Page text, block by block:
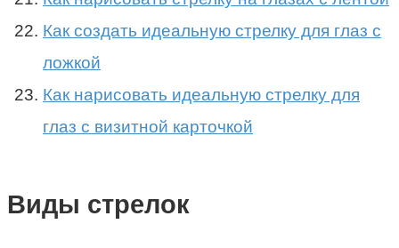
Как создать идеальную стрелку для глаз с
ложкой
Как нарисовать идеальную стрелку для
глаз с визитной карточкой
Виды стрелок